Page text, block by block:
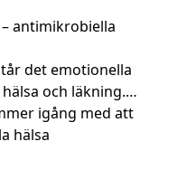
antimikrobiella
det emotionella
och läkning.
igång med att
hälsa